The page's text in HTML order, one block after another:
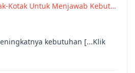
Kotak Untuk Menjawab Kebut…
kebutuhan [...Klik